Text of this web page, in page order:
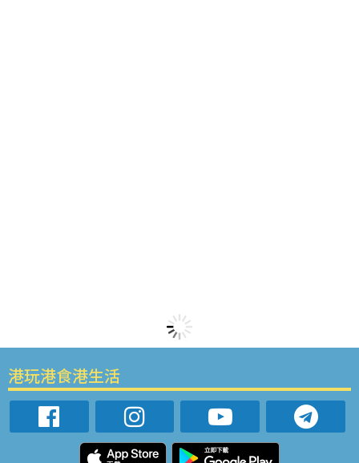
港玩港食港生活